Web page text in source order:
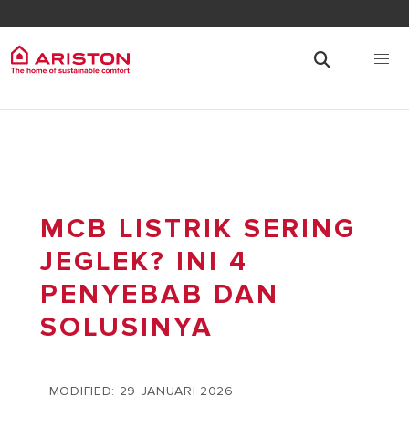
MCB LISTRIK SERING
JEGLEK? INI 4
PENYEBAB DAN
SOLUSINYA
MODIFIED: 29 JANUARI 2026